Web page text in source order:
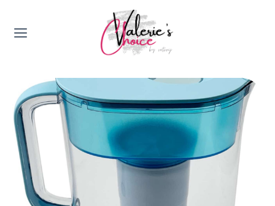
Valerie's Topics
Travel & Culture
Happyness & Opmerkelijk
Lifestyle, Sport & Duurzaamheid
Gadgets & Tech
Top 5 van Valerie